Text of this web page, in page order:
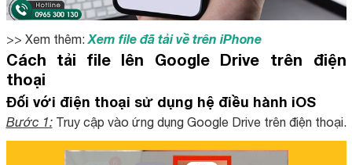
>> Xem thêm: Xem file đã tải về trên iPhone
Cách tải file lên Google Drive trên điện
thoại
Đối với điện thoại sử dụng hệ điều hành iOS
Bước 1:Truy cập vào ứng dụng Google Drive trên điện thoại.